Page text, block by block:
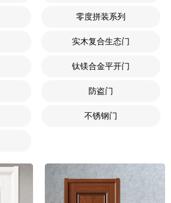
零度拼装系列
实木复合生态门
钛镁合金平开门
防盗门
不锈钢门